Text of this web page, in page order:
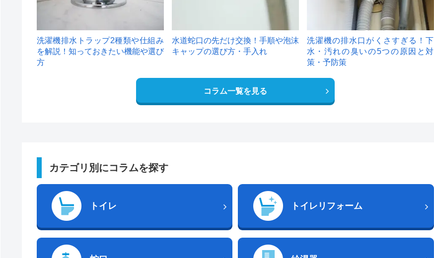
洗濯機排水トラップ2種類や仕組み
を解説！知っておきたい機能や選び
方
水道蛇口の先だけ交換！手順や泡沫
キャップの選び方・手入れ
洗濯機の排水口がくさすぎる！下
水・汚れの臭いの5つの原因と対
策・予防策
コラム一覧を見る
カテゴリ別にコラムを探す
トイレ トイレリフォーム